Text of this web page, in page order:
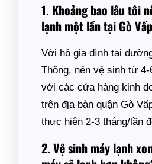
1. Khoảng bao lâu tôi
lạnh một lần tại Gò
Với hộ gia đình tại
Thông, nên vệ sinh từ
với các cửa hàng kinh
trên địa bàn quận Gò
thực hiện 2-3 tháng/lần
2. Vệ sinh máy lạnh